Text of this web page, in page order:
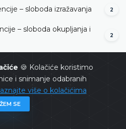
🍪 Kolačiće koristimo
i snimanje odabranih
više o kolačićima
SE
– sloboda izražavanja 2
– sloboda okupljanja i
2
– zabrana diskriminacije
Europsku konvenciju –